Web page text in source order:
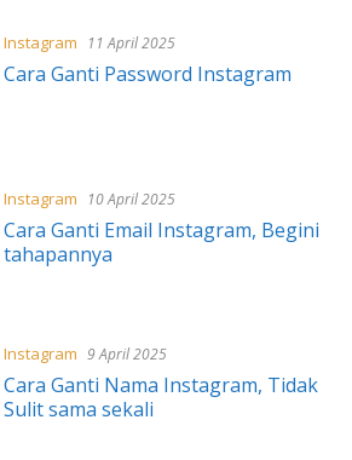
Instagram 11 April 2025
Cara Ganti Password Instagram
Instagram 10 April 2025
Cara Ganti Email Instagram, Begini
tahapannya
Instagram 9 April 2025
Cara Ganti Nama Instagram, Tidak
Sulit sama sekali